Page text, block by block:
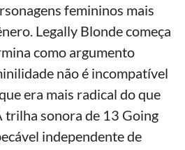
femininos mais
Legally Blonde começa
como argumento
não é incompatível
era mais radical do que
trilha sonora de 13 Going
independente de